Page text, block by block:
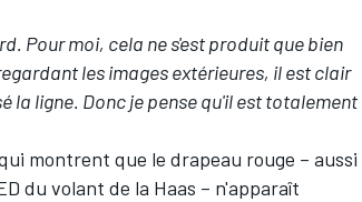
Pour moi, cela ne s'est produit que bien
les images extérieures, il est clair
la ligne. Donc je pense qu'il est totalement
montrent que le drapeau rouge – aussi
du volant de la Haas – n'apparaît